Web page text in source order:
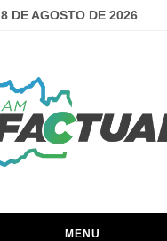
8 DE AGOSTO DE 2026
MENU